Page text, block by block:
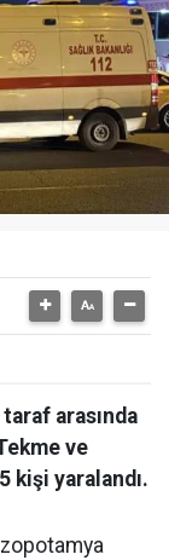
arasında
ve
kişi yaralandı.